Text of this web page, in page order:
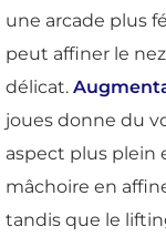
une arcade plus
peut affiner le
délicat.
joues donne du
aspect plus plein
mâchoire en
tandis que le